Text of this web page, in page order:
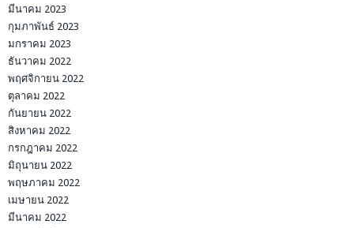
มีนาคม 2023
กุมภาพันธ์ 2023
มกราคม 2023
ธันวาคม 2022
พฤศจิกายน 2022
ตุลาคม 2022
กันยายน 2022
สิงหาคม 2022
กรกฎาคม 2022
มิถุนายน 2022
พฤษภาคม 2022
เมษายน 2022
มีนาคม 2022